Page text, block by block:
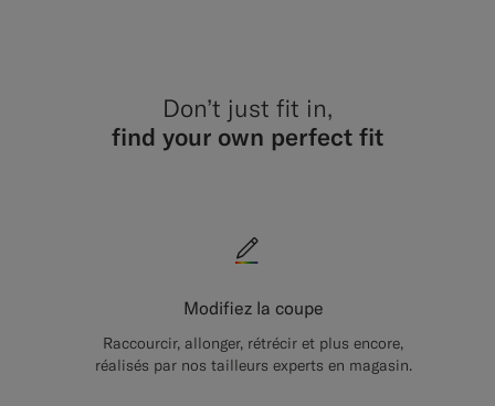
Don’t just fit in,
find your own perfect fit
Modifiez la coupe
Raccourcir, allonger, rétrécir et plus encore,
réalisés par nos tailleurs experts en magasin.